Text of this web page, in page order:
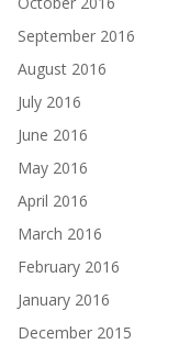
September 2016
August 2016
July 2016
June 2016
May 2016
April 2016
March 2016
February 2016
January 2016
December 2015